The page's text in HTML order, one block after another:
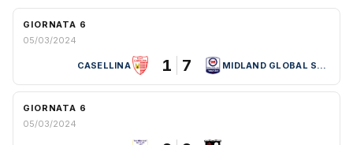
GIORNATA 6
05/03/2024
CASELLINA 1 7 MIDLAND GLOBAL SPORT
GIORNATA 6
05/03/2024